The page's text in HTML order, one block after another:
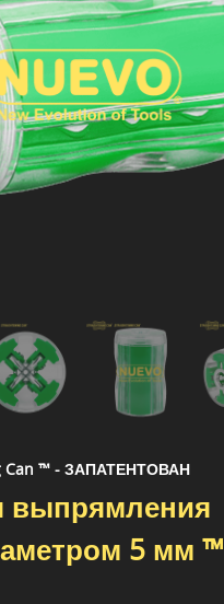
Can ™ - ЗАПАТЕНТОВАН
выпрямления
5 мм ™